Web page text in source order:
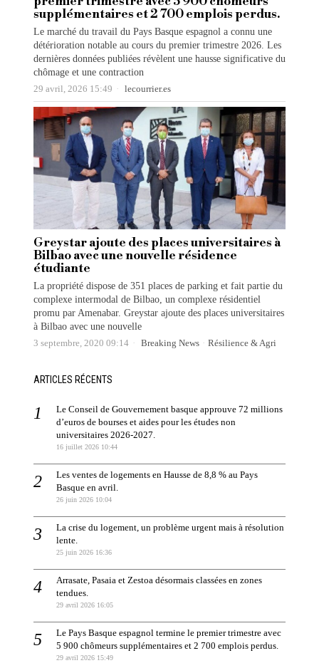
supplémentaires et 2 700 emplois perdus.
Le marché du travail du Pays Basque espagnol a connu une
détérioration notable au cours du premier trimestre 2026. Les
dernières données publiées révèlent une hausse significative du
chômage et une contraction
29 avril, 2026 15:49 lecourrier.es
Greystar ajoute des places universitaires à
Bilbao avec une nouvelle résidence
étudiante
La propriété dispose de 351 places de parking et fait partie du
complexe intermodal de Bilbao, un complexe résidentiel
promu par Amenabar. Greystar ajoute des places universitaires
à Bilbao avec une nouvelle
3 septembre, 2020 09:14 Breaking News · Résilience & Agri
ARTICLES RÉCENTS
Le Conseil de Gouvernement basque approuve 72 millions
d’euros de bourses et aides pour les études non
universitaires 2026-2027.
16 juillet 2026 10:44
Les ventes de logements en Hausse de 8,8 % au Pays
Basque en avril.
26 juin 2026 10:04
La crise du logement, un problème urgent mais à résolution
lente.
25 juin 2026 16:36
Arrasate, Pasaia et Zestoa désormais classées en zones
tendues.
29 avril 2026 16:05
Le Pays Basque espagnol termine le premier trimestre avec
5 900 chômeurs supplémentaires et 2 700 emplois perdus.
29 avril 2026 15:49